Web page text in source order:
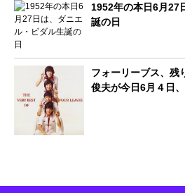
1952年の本日6月27
誕の日
フォーリーブス、残
俊夫が今日6月４日